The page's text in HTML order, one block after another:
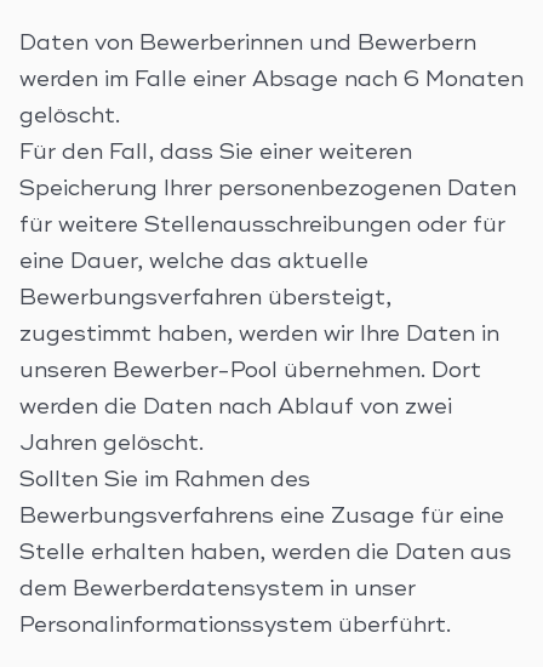
Daten von Bewerberinnen und Bewerbern
werden im Falle einer Absage nach 6 Monaten
gelöscht.
Für den Fall, dass Sie einer weiteren
Speicherung Ihrer personenbezogenen Daten
für weitere Stellenausschreibungen oder für
eine Dauer, welche das aktuelle
Bewerbungsverfahren übersteigt,
zugestimmt haben, werden wir Ihre Daten in
unseren Bewerber-Pool übernehmen. Dort
werden die Daten nach Ablauf von zwei
Jahren gelöscht.
Sollten Sie im Rahmen des
Bewerbungsverfahrens eine Zusage für eine
Stelle erhalten haben, werden die Daten aus
dem Bewerberdatensystem in unser
Personalinformationssystem überführt.